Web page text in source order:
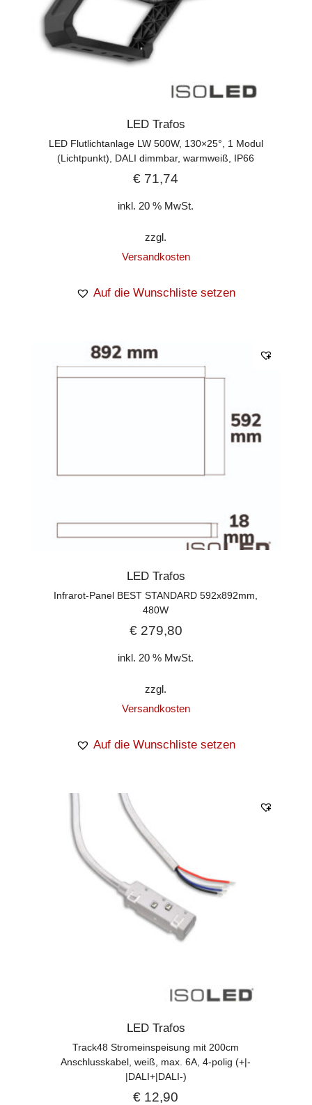
LED Trafos
LED Flutlichtanlage LW 500W, 130×25°, 1 Modul
(Lichtpunkt), DALI dimmbar, warmweiß, IP66
€ 71,74
inkl. 20 % MwSt.
zzgl.
Versandkosten
Auf die Wunschliste setzen
LED Trafos
Infrarot-Panel BEST STANDARD 592x892mm,
480W
€279,80
inkl. 20 % MwSt.
zzgl.
Versandkosten
Auf die Wunschliste setzen
LED Trafos
Track48 Stromeinspeisung mit 200cm
Anschlusskabel, weiß, max. 6A, 4-polig (+|-
|DALI+|DALI-)
€ 12,90